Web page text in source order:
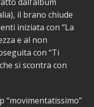
il brano chiude
iniziata con “La
e al non
con “Ti
si scontra con
“movimentatissimo”